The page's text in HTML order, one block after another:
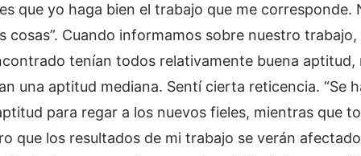
que yo haga bien el trabajo que me corresponde.
cosas”. Cuando informamos sobre nuestro trabajo,
tenían todos relativamente buena aptitud,
una aptitud mediana. Sentí cierta reticencia. “Se
para regar a los nuevos fieles, mientras que
que los resultados de mi trabajo se verán